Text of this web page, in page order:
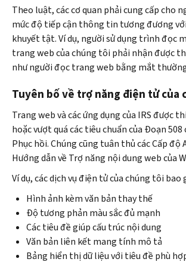
Theo luật, các cơ quan phải cung cấp cho
mức độ tiếp cận thông tin tương đương
khuyết tật. Ví dụ, người sử dụng trình đọc
trang web của chúng tôi phải nhận được
như người đọc trang web bằng mắt
Tuyên bố về trợ năng điện tử của
Trang web và các ứng dụng của IRS được
hoặc vượt quá các tiêu chuẩn của Đoạn
Phục hồi. Chúng cũng tuân thủ các Cấp độ
Hướng dẫn về Trợ năng nội dung web của
Ví dụ, các dịch vụ điện tử của chúng tôi bao
Hình ảnh kèm văn bản thay thế
Độ tương phản màu sắc đủ mạnh
Các tiêu đề giúp cấu trúc nội dung
Văn bản liên kết mang tính mô tả
Bảng hiển thị dữ liệu với tiêu đề phù